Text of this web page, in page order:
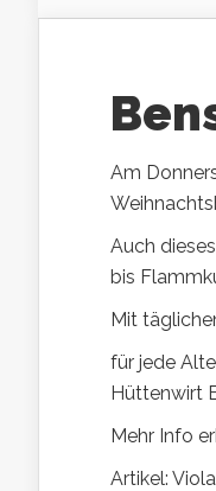
Am
Auch
bis
Mit
für jede
Hüttenwirt
Mehr Info
Artikel: